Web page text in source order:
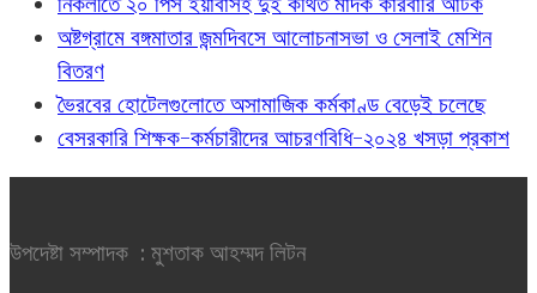
অষ্টগ্রামে বঙ্গমাতার জন্মদিবসে আলোচনাসভা ও সেলাই মেশিন
বিতরণ
ভৈরবের হোটেলগুলোতে অসামাজিক কর্মকাণ্ড বেড়েই চলেছে
বেসরকারি শিক্ষক-কর্মচারীদের আচরণবিধি-২০২৪ খসড়া প্রকাশ
উপদেষ্টা সম্পাদক : মুশতাক আহম্মদ লিটন